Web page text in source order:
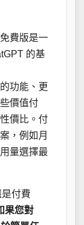
費版是一
的基
功能、更
價值付
價比。付
，例如月
量選擇最
付費
果您對